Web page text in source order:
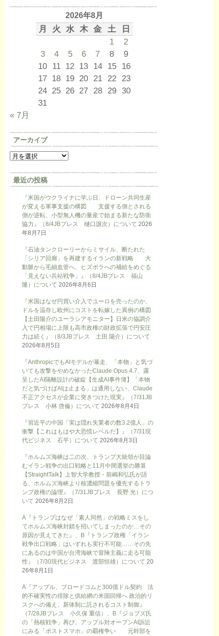
2026年8月
月 火 水 木 金 土
日
1
2
3
4 5 6 7 8
9
10 11 12 13 14 15
16
17 18 19 20 21 22
23
24 25 26 27 28 29 30
31
« 7月
アーカイブ
最近の投稿
『米国がウクライナに学ぶ日、ドローン共同生産
が変える軍事支援の構図 支援する側とされる
側が逆転、小型無人機の量産で始まる新たな防衛
協力』（8/4JBプレス 樋口譲次）について 2026
年8月7日
『石油タンクローリーからミサイル、断たれた
「シリア回廊」を再建するイランの新戦略 大
動脈から毛細血管へ、ヒズボラへの補給をめぐる
「見えない兵站戦争」』（8/4JBプレス 福山
隆）について 2026年8月6日
『米国はなぜ円買い介入でユーロを売ったのか、
ドルを温存し欧州にコストを転嫁した異例の構図
【土田陽介のユーラシアモニター】日米の協調介
入で円相場に上限も高市政権の財政拡張で円安圧
力は続く』（8/3JBプレス 土田 陽介）について
2026年8月5日
『AnthropicでもAIモデルが暴走、「本物」と気づ
いても攻撃をやめなかったClaude Opus 4.7、露
呈したAI隔離設計の破綻【生成AI事件簿】「本物
だと気づけばAIは止まる」は通用しない、Claude
不正アクセスが企業に突きつけた現実』（7/31JB
プレス 小林 啓倫）について 2026年8月4日
『習近平の中国「実は隠れ失業者の数3.2億人」の
衝撃【これはもはや大恐慌レベルだ】』（7/31現
代ビジネス 石平）について 2026年8月3日
『ホルムズ海峡は二の次、トランプ大統領が目論
むイラン戦争の出口戦略と11月中間選挙の勝算
【StraightTalk】上智大学教授・前嶋和弘氏が語
る、ホルムズ海峡より核濃縮問題を優先するトラ
ンプ政権の論理』（7/31JBプレス 長野 光）につ
いて 2026年8月2日
A『トランプはなぜ「素人同然」の戦略ミスをし
てホルムズ海峡封鎖を招いてしまったのか…その
原因が見えてきた』、B『トランプ政権「イラン
戦争出口戦略」はいずれも実行不可能……その先
にあるのは中国が台湾海峡で冒険主義に走る可能
性』（7/30現代ビジネス 渡部恒雄）について 20
26年8月1日
A『アップル、ブロードコムと300億ドル契約 法
的不確実性の排除と供給網の米国回帰へ 政治的リ
スクへの備え、新体制に託されるコスト制御』
（7/28JBプレス 小久保 重信）、B『ジョブズ氏
の「熱核戦争」再び、アップル対オープンAI訴訟
にみる「ポストスマホ」の覇権争い 元幹部を